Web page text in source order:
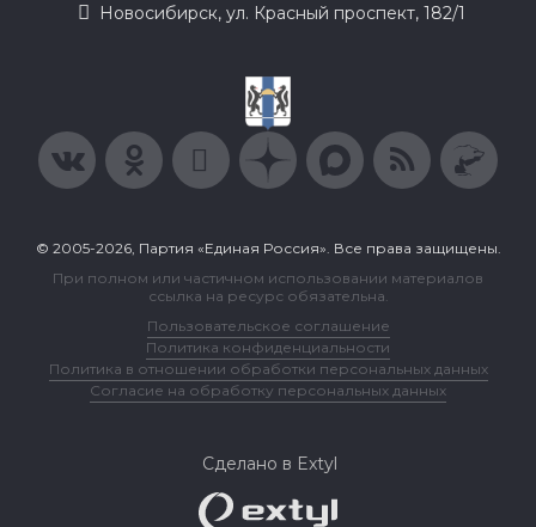
Новосибирск, ул. Красный проспект, 182/1
© 2005-2026, Партия «Единая Россия». Все права защищены.
При полном или частичном использовании материалов
ссылка на ресурс обязательна.
Пользовательское соглашение
Политика конфиденциальности
Политика в отношении обработки персональных данных
Согласие на обработку персональных данных
Сделано в Extyl